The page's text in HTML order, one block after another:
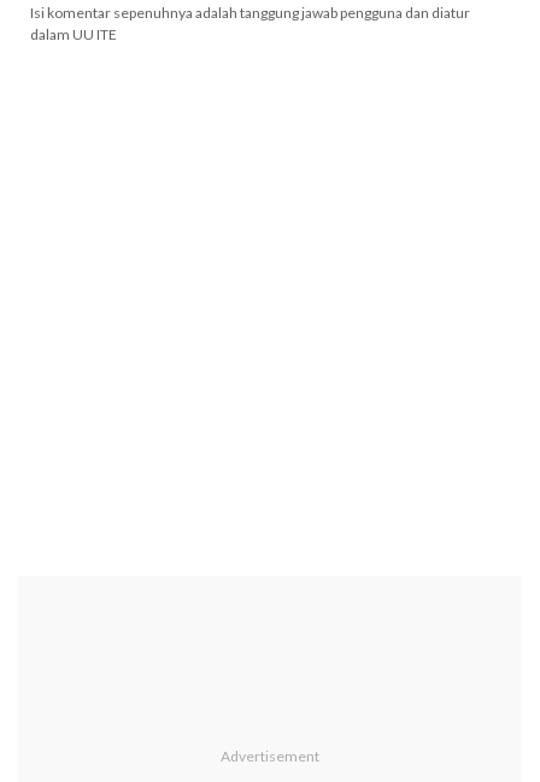
Isi komentar sepenuhnya adalah tanggung jawab pengguna dan diatur
dalam UU ITE